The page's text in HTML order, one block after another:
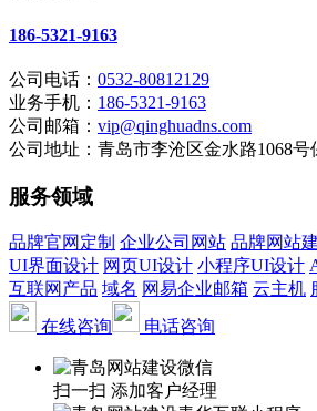
186-5321-9163
公司电话： 0532-80812129
业务手机： 186-5321-9163
公司邮箱： vip@qinghuadns.com
公司地址：青岛市李沧区金水路1068号
服务领域
品牌官网定制 企业公司网站 品牌网站
UI界面设计 网页UI设计 小程序UI设计
互联网产品 域名 网易企业邮箱 云主机
在线咨询
电话咨询
扫一扫 添加客户经理